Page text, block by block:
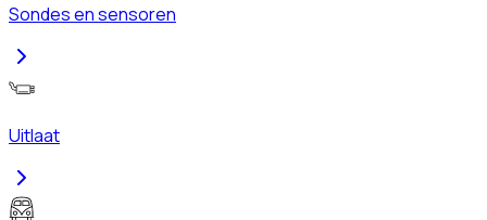
Sondes en sensoren
Uitlaat